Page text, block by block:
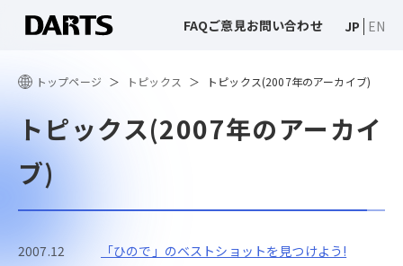
FAQご意見お問い合わせ JP EN
トップページ トピックス トピックス(2007年のアーカイブ)
トピックス(2007年のアーカイ
ブ)
2007.12 「ひので」のベストショットを見つけよう!